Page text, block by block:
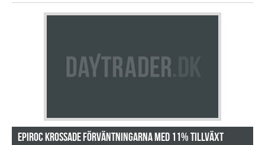
Epiroc krossade förväntningarna med 11% tillväxt